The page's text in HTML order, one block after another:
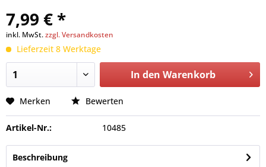
7,99 € *
inkl. MwSt.zzgl. Versandkosten
Lieferzeit 8 Werktage
In den Warenkorb
Merken Bewerten
Artikel-Nr.: 10485
Beschreibung